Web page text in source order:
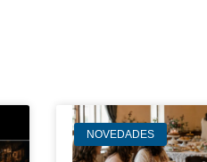
NOVEDADES